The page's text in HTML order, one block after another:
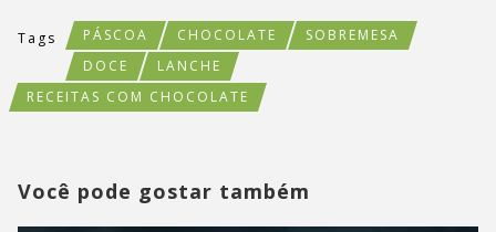
Tags PÁSCOA CHOCOLATE
SOBREMESA
DOCE
LANCHE
RECEITAS COM CHOCOLATE
Você pode gostar também